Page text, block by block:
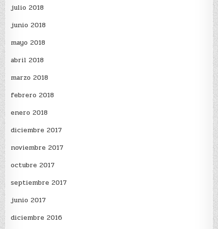
julio 2018
junio 2018
mayo 2018
abril 2018
marzo 2018
febrero 2018
enero 2018
diciembre 2017
noviembre 2017
octubre 2017
septiembre 2017
junio 2017
diciembre 2016